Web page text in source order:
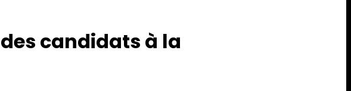
candidats à la